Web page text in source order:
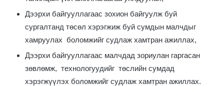
Дээрхи байгууллагаас зохион байгуулж буй
сургалтанд төсөл хэрэгжиж буй сумдын малчдыг
хамруулах боломжийг судлаж хамтран ажиллах,
Дээрхи байгууллагаас малчдад зориулан гаргасан
зөвлөмж, технологуудийг төслийн сумдад
хэрэгжүүлэх боломжийг судлаж хамтран ажиллах.